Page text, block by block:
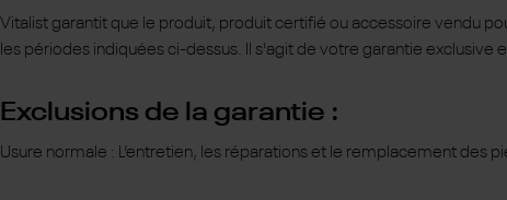
Vitalist garantit que le produit, produit certifié ou accessoire vendu
les périodes indiquées ci-dessus. Il s'agit de votre garantie exclusive
Exclusions de la garantie :
Usure normale : L’entretien, les réparations et le remplacement des